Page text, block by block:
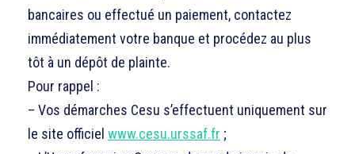
bancaires ou effectué un paiement, contactez
immédiatement votre banque et procédez au plus
tôt à un dépôt de plainte.
Pour rappel :
– Vos démarches Cesu s’effectuent uniquement sur
le site officiel www.cesu.urssaf.fr ;